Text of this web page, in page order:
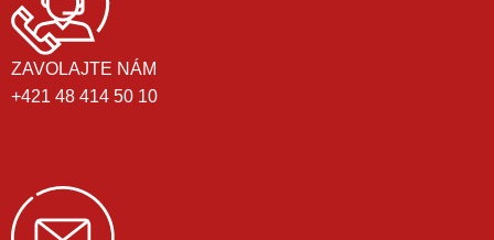
ZAVOLAJTE NÁM
+421 48 414 50 10